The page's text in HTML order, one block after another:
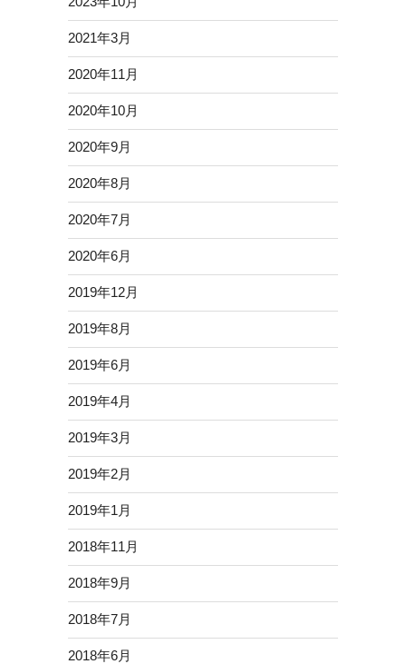
2021年3月
2020年11月
2020年10月
2020年9月
2020年8月
2020年7月
2020年6月
2019年12月
2019年8月
2019年6月
2019年4月
2019年3月
2019年2月
2019年1月
2018年11月
2018年9月
2018年7月
2018年6月